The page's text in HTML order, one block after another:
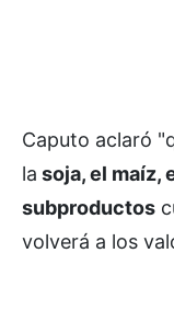
Caputo aclaró
la soja, el maíz,
subproductos
volverá a los